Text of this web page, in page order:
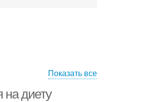
Показать все
на диету